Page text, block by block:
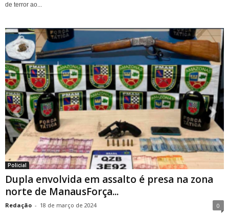
de terror ao...
Policial
Dupla envolvida em assalto é presa na zona
norte de ManausForça...
Redação - 18 de março de 2024 0